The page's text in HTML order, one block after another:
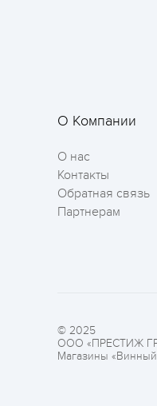
О Компании
О нас
Контакты
Обратная связь
Партнерам
© 2025
ООО «ПРЕСТИЖ
Магазины «Винный